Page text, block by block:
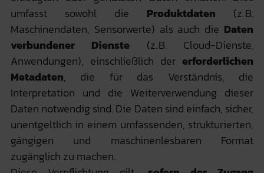
umfasst sowohl die Produktdaten (z. B.
Maschinendaten, Sensorwerte) als auch die Daten
verbundener Dienste (z. B. Cloud-Dienste,
Anwendungen), einschließlich dererforderlichen
Metadaten, die für das Verständnis, die
Interpretation und die Weiterverwendung dieser
Daten notwendig sind. Die Daten sind einfach, sicher,
unentgeltlich in einem umfassenden, strukturierten,
gängigen und maschinenlesbaren Format
zugänglich zu machen.